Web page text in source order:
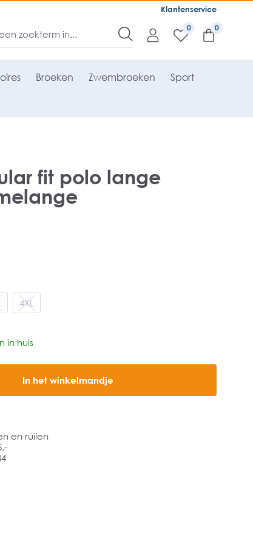
Klantenservice
0
Broeken Zwembroeken Sport
fit polo lange
4XL
in huis
In het winkelmandje
en ruilen